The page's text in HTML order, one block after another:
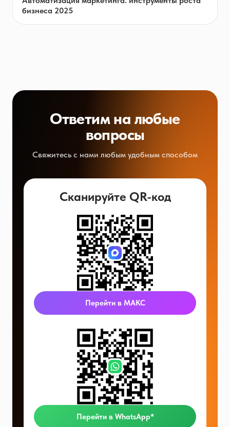
бизнеса 2025
Ответим на любые
вопросы
Свяжитесь с нами любым удобным способом
Сканируйте QR-код
Перейти в МАКС
Перейти в WhatsApp*